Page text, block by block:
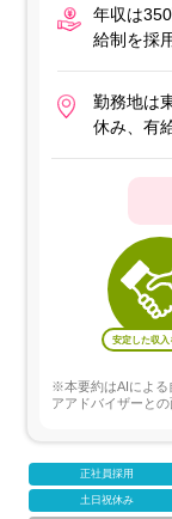
年収は
給制を採
勤務地は
休み、有
安定した収入
※本要約はAIによる
アアドバイザーと
正社員採用
土日祝休み